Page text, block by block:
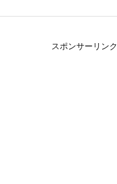
スポンサーリンク